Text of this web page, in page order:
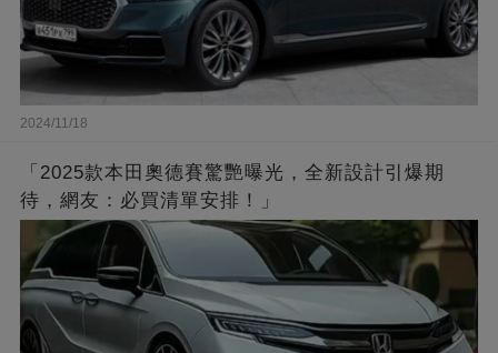
2024/11/18
「2025款本田奧德賽驚艷曝光，全新設計引爆期
待，網友：必買清單安排！」